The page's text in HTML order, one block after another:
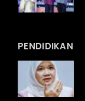
PENDIDIKAN